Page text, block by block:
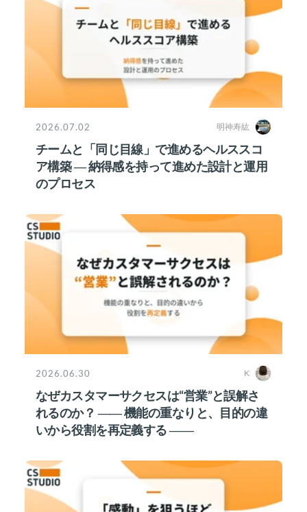
2026.07.02 明神寿紘
チームと「同じ目線」で進めるヘルススコ
ア構築 ― 納得感を持って進めた設計と運用
のプロセス
2026.06.30 K
なぜカスタマーサクセスは“営業”と誤解さ
れるのか？ ―― 機能の重なりと、目的の違
いから役割を再定義する ――